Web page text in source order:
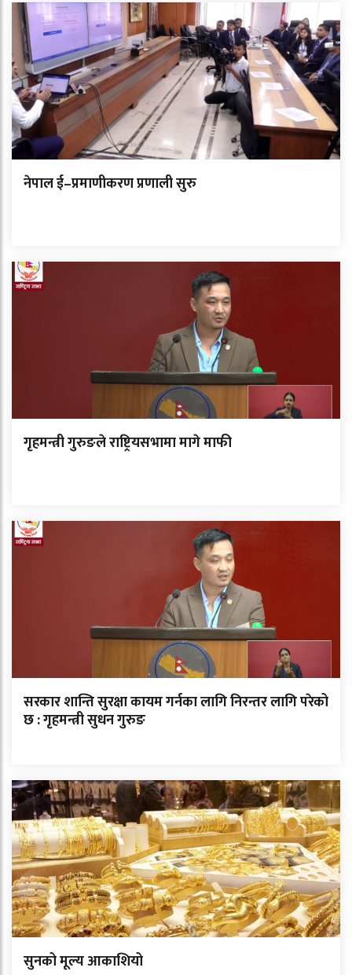
नेपाल ई–प्रमाणीकरण प्रणाली सुरु
गृहमन्त्री गुरुङले राष्ट्रियसभामा मागे माफी
सरकार शान्ति सुरक्षा कायम गर्नका लागि निरन्तर लागि परेको
छ : गृहमन्त्री सुधन गुरुङ
सुनको मूल्य आकाशियो